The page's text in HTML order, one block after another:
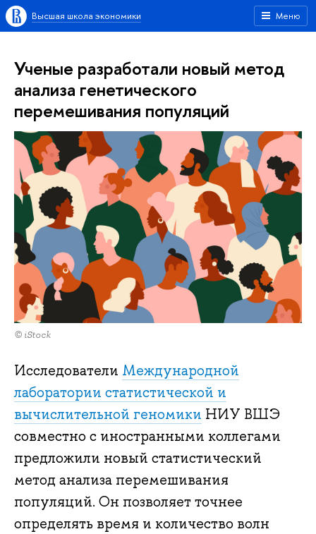
Меню
Высшая школа экономики
Ученые разработали новый метод
анализа генетического
перемешивания популяций
© iStock
Исследователи Международной
лаборатории статистической и
вычислительной геномики НИУ ВШЭ
совместно с иностранными коллегами
предложили новый статистический
метод анализа перемешивания
популяций. Он позволяет точнее
определять время и количество волн